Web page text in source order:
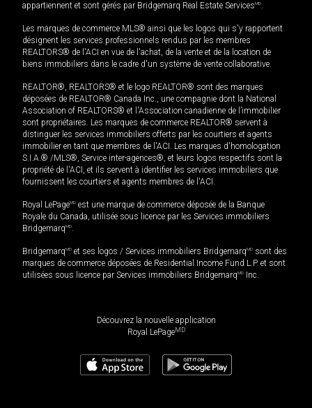
appartiennent et sont gérés par Bridgemarq Real Estate ServicesMD.
Les marques de commerce MLS® ainsi que les logos qui s'y rapportent
désignent les services professionnels rendus par les membres
REALTORS® de l'ACI en vue de l'achat, de la vente et de la location de
biens immobiliers dans le cadre d'un système de vente collaborative.
REALTOR®, REALTORS® et le logo REALTOR® sont des marques
déposées de REALTOR® Canada Inc., une compagnie dont la National
Association of REALTORS® et l'Association canadienne de l’immobilier
sont propriétaires. Les marques de commerce REALTOR® servent à
distinguer les services immobiliers offerts par les courtiers et agents
immobilier en tant que membres de l'ACI. Les marques d'homologation
S.I.A.® /MLS®, Service inter-agences®, et leurs logos respectifs sont la
propriété de l'ACI, et ils servent à identifier les services immobiliers que
fournissent les courtiers et agents membres de l'ACI.
Royal LePageMD est une marque de commerce déposée de la Banque
Royale du Canada, utilisée sous licence par les Services immobiliers
BridgemarqMD.
BridgemarqMD et ses logos / Services immobiliers BridgemarqMD sont des
marques de commerce déposées de Residential Income Fund L.P. et sont
utilisées sous licence par Services immobiliers BridgemarqMD Inc.
Découvrez la nouvelle application
Royal LePageMD